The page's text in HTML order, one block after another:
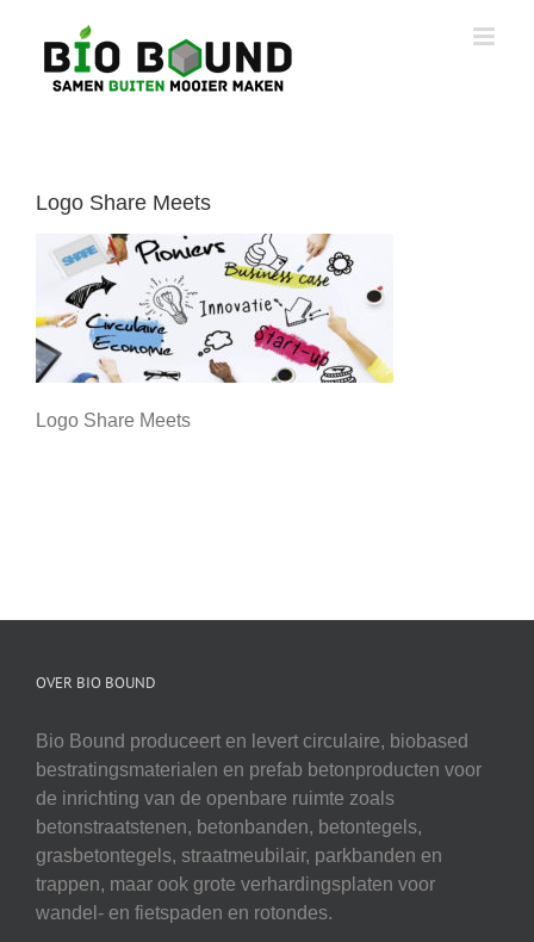
inhoud
Logo Share Meets
Logo Share Meets
OVER BIO BOUND
Bio Bound produceert en levert circulaire, biobased
bestratingsmaterialen en prefab betonproducten voor
de inrichting van de openbare ruimte zoals
betonstraatstenen, betonbanden, betontegels,
grasbetontegels, straatmeubilair, parkbanden en
trappen, maar ook grote verhardingsplaten voor
wandel- en fietspaden en rotondes.